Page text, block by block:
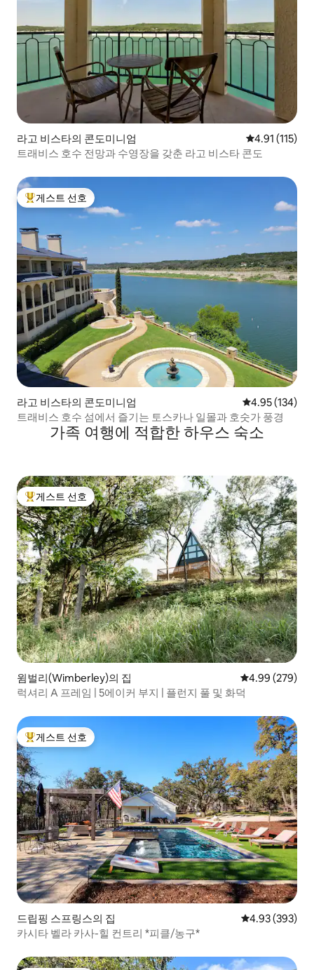
라고 비스타의 콘도미니엄 평점 4.91점(5
4.91 (115)
트래비스 호수 전망과 수영장을 갖춘 라고 비스타 콘도
상위 게스트 선호
게스트 선호
라고 비스타의 콘도미니엄 평점 4.95점(5
4.95 (134)
트래비스 호수 섬에서 즐기는 토스카나 일몰과 호숫가 풍경
가족 여행에 적합한 하우스 숙소
상위 게스트 선호
게스트 선호
윔벌리(Wimberley)의 집 평점 4.99점(5
4.99 (279)
럭셔리 A 프레임 | 5에이커 부지 | 플런지 풀 및 화덕
상위 게스트 선호
게스트 선호
드립핑 스프링스의 집 평점 4.93점(5
4.93 (393)
카시타 벨라 카사-힐 컨트리 *피클/농구*